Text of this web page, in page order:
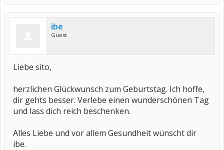
ibe
Guest
Liebe sito,
herzlichen Glückwunsch zum Geburtstag. Ich hoffe,
dir gehts besser. Verlebe einen wunderschönen Tag
und lass dich reich beschenken.
Alles Liebe und vor allem Gesundheit wünscht dir
ibe.